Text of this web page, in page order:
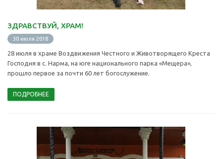
ЗДРАВСТВУЙ, ХРАМ!
30 июля 2018
28 июля в храме Воздвижения Честного и Животворящего Креста
Господня в с. Нарма, на юге национального парка «Мещера»,
прошло первое за почти 60 лет богослужение.
ПОДРОБНЕЕ